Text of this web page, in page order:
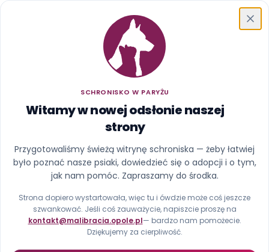
SCHRONISKO W PARYŻU
Witamy w nowej odsłonie naszej
strony
Przygotowaliśmy świeżą witrynę schroniska — żeby łatwiej
było poznać nasze psiaki, dowiedzieć się o adopcji i o tym,
jak nam pomóc. Zapraszamy do środka.
Strona dopiero wystartowała, więc tu i ówdzie może coś jeszcze
szwankować. Jeśli coś zauważycie, napiszcie proszę na
kontakt@malibracia.opole.pl— bardzo nam pomożecie.
Dziękujemy za cierpliwość.
Schronisko w Paryżu
Ups, ta strona uciekła z
kojca
Nie znaleźliśmy strony pod tym adresem (błąd 404).
Strona główna Zobacz psiaki